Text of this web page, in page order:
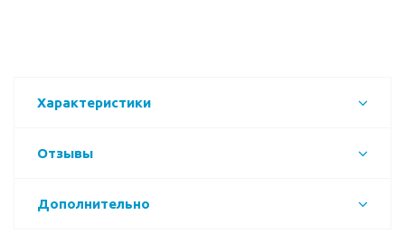
Характеристики
Отзывы
Дополнительно